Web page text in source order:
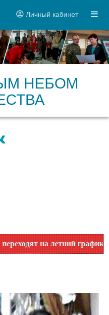
Личный кабинет
НЕБОМ
на летний график